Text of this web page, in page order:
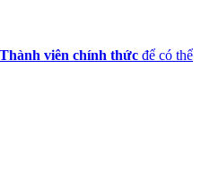
Thành viên chính thức để có thể